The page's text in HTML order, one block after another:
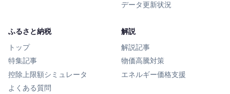
データ更新状況
ふるさと納税
トップ
特集記事
控除上限額シミュレータ
よくある質問
解説
解説記事
物価高騰対策
エネルギー価格支援